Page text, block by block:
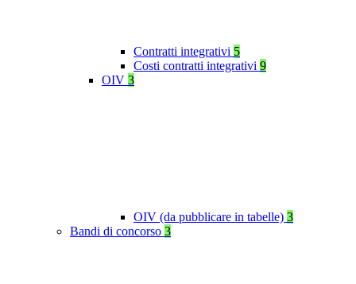
Contratti integrativi 5
Costi contratti integrativi 9
OIV 3
OIV (da pubblicare in tabelle) 3
Bandi di concorso 3